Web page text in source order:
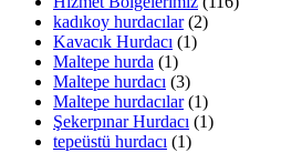
kadıkoy hurdacılar(2)
Kavacık Hurdacı (1)
Maltepe hurda (1)
Maltepe hurdacı (3)
Maltepe hurdacılar(1)
Şekerpınar Hurdacı (1)
tepeüstü hurdacı (1)